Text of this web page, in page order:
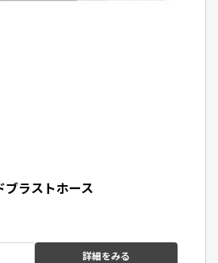
ブラストホース
詳細をみる